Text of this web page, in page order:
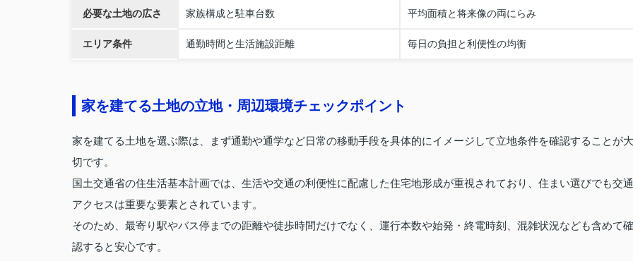
必要な土地の広さ 家族構成と駐車台数 平均面積と将来像の両にらみ
エリア条件 通勤時間と生活施設距離 毎日の負担と利便性の均衡
家を建てる土地の立地・周辺環境チェックポイント
家を建てる土地を選ぶ際は、まず通勤や通学など日常の移動手段を具体的にイメージして立地条件を確認することが大
切です。
国土交通省の住生活基本計画では、生活や交通の利便性に配慮した住宅地形成が重視されており、住まい選びでも交通
アクセスは重要な要素とされています。
そのため、最寄り駅やバス停までの距離や徒歩時間だけでなく、運行本数や始発・終電時刻、混雑状況なども含めて確
認すると安心です。